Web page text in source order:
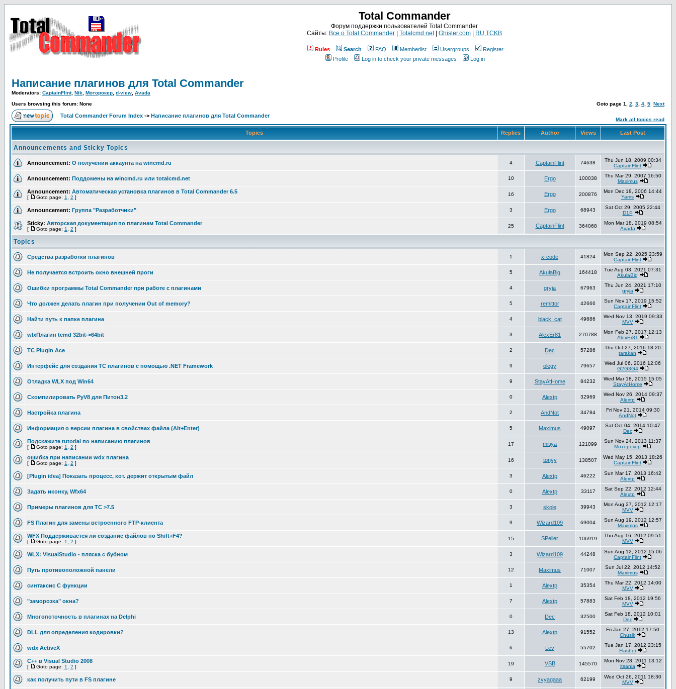
Total Commander
Форум поддержки пользователей Total Commander
Сайты: Все о Total Commander Totalcmd.net| Ghisler.com RU.TCKB
Rules Search FAQ Memberlist Usergroups
Register
Profile
Log in to check your private messages Log in
Написание плагинов для Total Commander
Moderators: CaptainFlint, Nik Моторокер d-view Avada
Users browsing this forum: None
Goto page 1 2 3 4 5 Next
Total Commander Forum Index -> Написание плагинов для Total Commander
Mark all topics read
Topics Replies Author Views Last Post
Announcements and Sticky Topics
Announcement: О получении аккаунта на wincmd.ru 4 CaptainFlint 74638
Thu Jun 18, 2009 00:34
CaptainFlint
Announcement: Поддомены на wincmd.ru или totalcmd.net 10 Ergo 100038
Thu Mar 29, 2007 16:50
Maximus
Announcement: Автоматическая установка плагинов в Total Commander 6.5
[ Goto page: 1 2 ]
16 Ergo 200876
Mon Dec 18, 2006 14:44
Yams
Announcement: Группа "Разработчики" 3 Ergo 68943
Sat Oct 29, 2005 22:44
D1P
Sticky: Авторская документация по плагинам Total Commander
[ Goto page: 1 2 ]
25 CaptainFlint 364068
Mon Mar 18, 2019 08:54
Avada
Topics
Средства разработки плагинов 1 x-code 41824
Mon Sep 22, 2025 23:59
CaptainFlint
Не получается встроить окно внешней проги 5 AkulaBig 164418
Tue Aug 03, 2021 07:31
AkulaBig
Ошибки программы Total Commander при работе с плагинами 4 gryja 67963
Thu Jun 24, 2021 17:10
gryja
Что должен делать плагин при получении Out of memory? 5 remittor 42666
Sun Nov 17, 2019 15:52
CaptainFlint
Найти путь к папке плагина 4 black_cat 49686
Wed Nov 13, 2019 09:33
MVV
wlxПлагин tcmd 32bit->64bit 3 AlexEr81 270788
Mon Feb 27, 2017 12:13
AlexEr81
TC Plugin Ace 2 Dec 57286
Thu Oct 27, 2016 18:20
tarakan
Интерфейс для создания TC плагинов с помощью .NET Framework 9 olegy 79657
Wed Jul 06, 2016 12:06
G2G3G4
Отладка WLX под Win64 9 StayAtHome 84232
Wed Mar 18, 2015 15:05
StayAtHome
Скомпилировать PyV8 для Питон3.2 0 Alextp 32969
Wed Nov 26, 2014 09:37
Alextp
Настройка плагина 2 AndNot 34784
Fri Nov 21, 2014 09:30
AndNot
Информация о версии плагина в свойствах файла (Alt+Enter) 5 Maximus 49097
Sat Oct 04, 2014 10:47
Dec
Подскажите tutorial по написанию плагинов
[ Goto page: 1 2 ]
17 mitiya 121099
Sun Nov 24, 2013 11:37
Моторокер
ошибка при написании wdx плагина
[ Goto page: 1 2 ]
16 tonyy 138507
Wed May 15, 2013 18:26
CaptainFlint
[Plugin idea] Показать процесс, кот. держит открытым файл 3 Alextp 46222
Sun Mar 17, 2013 16:42
Alextp
Задать иконку, Wfx64 0 Alextp 33117
Sat Sep 22, 2012 12:44
Alextp
Примеры плагинов для TC >7.5 3 skole 39943
Mon Aug 27, 2012 12:17
MVV
FS Плагин для замены встроенного FTP-клиента 9 Wizard109 69004
Sun Aug 19, 2012 12:57
Maximus
WFX Поддерживается ли создание файлов по Shift+F4?
[ Goto page: 1 2 ]
15 SPeller 106919
Thu Aug 16, 2012 09:51
MVV
WLX: VisualStudio - пляска с бубном 3 Wizard109 44248
Sun Aug 12, 2012 15:06
CaptainFlint
Путь противоположной панели 12 Maximus 71007
Sun Jul 22, 2012 14:52
Maximus
синтаксис C функции 1 Alextp 35354
Thu Mar 22, 2012 14:00
MVV
"заморозка" окна? 7 Alextp 57883
Sat Feb 18, 2012 19:56
MVV
Многопоточность в плагинах на Delphi 0 Dec 32500
Sat Feb 18, 2012 10:01
Dec
DLL для определения кодировки? 13 Alextp 91552
Fri Jan 27, 2012 17:50
Chusik
wdx ActiveX 6 Lev 55702
Tue Jan 17, 2012 23:15
Flasher
C++ в Visual Studio 2008
[ Goto page: 1 2 ]
19 VSB 145570
Mon Nov 28, 2011 13:12
itsania
как получить пути в FS плагине 9 zvyagaaa 62199
Wed Oct 26, 2011 18:30
MVV